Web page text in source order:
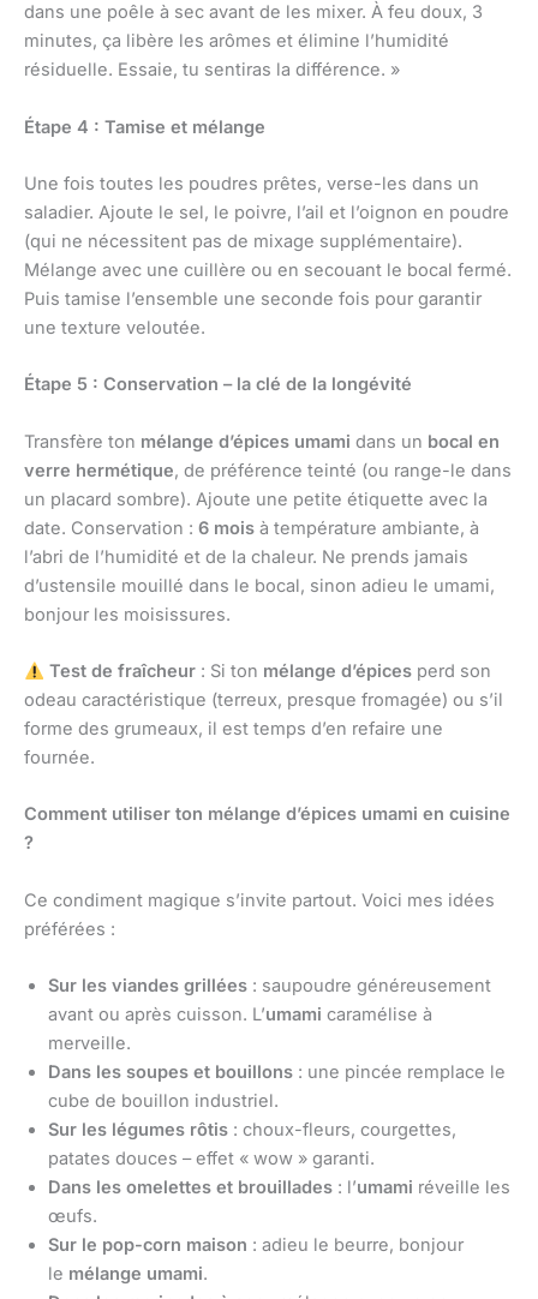
dans une poêle à sec avant de les mixer. À feu doux, 3
minutes, ça libère les arômes et élimine l’humidité
résiduelle. Essaie, tu sentiras la différence. »
Étape 4 : Tamise et mélange
Une fois toutes les poudres prêtes, verse-les dans un
saladier. Ajoute le sel, le poivre, l’ail et l’oignon en poudre
(qui ne nécessitent pas de mixage supplémentaire).
Mélange avec une cuillère ou en secouant le bocal fermé.
Puis tamise l’ensemble une seconde fois pour garantir
une texture veloutée.
Étape 5 : Conservation – la clé de la longévité
Transfère ton mélange d’épices umami dans un bocal en
verre hermétique, de préférence teinté (ou range-le dans
un placard sombre). Ajoute une petite étiquette avec la
date. Conservation : 6 mois à température ambiante, à
l’abri de l’humidité et de la chaleur. Ne prends jamais
d’ustensile mouillé dans le bocal, sinon adieu le umami,
bonjour les moisissures.
Test de fraîcheur: Si ton mélange d’épicesperd son
odeau caractéristique (terreux, presque fromagée) ou s’il
forme des grumeaux, il est temps d’en refaire une
fournée.
Comment utiliser ton mélange d’épices umami en cuisine
?
Ce condiment magique s’invite partout. Voici mes idées
préférées :
Sur les viandes grillées : saupoudre généreusement
avant ou après cuisson. L’umami caramélise à
merveille.
Dans les soupes et bouillons : une pincée remplace le
cube de bouillon industriel.
Sur les légumes rôtis : choux-fleurs, courgettes,
patates douces – effet « wow » garanti.
Dans les omelettes et brouillades : l’umami réveille les
œufs.
Sur le pop-corn maison : adieu le beurre, bonjour
le mélange umami.